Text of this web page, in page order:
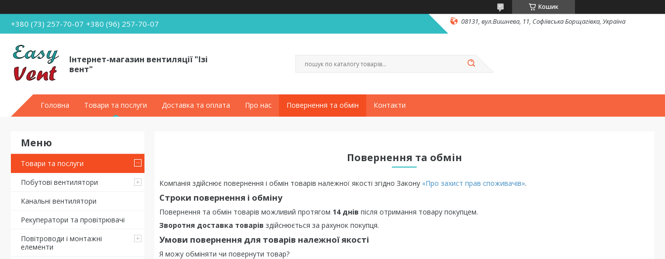
Кошик
+380 (73) 257-70-07 +380 (96) 257-70-07 08131, вул.Вишнева, 11, Софіївська Борщагівка, Україна
Інтернет-магазин вентиляції "Ізі
вент"
Головна Товари та послуги Доставка та оплата Про нас Повернення та обмін Контакти
Товари та послуги
Побутові вентилятори
Канальні вентилятори
Рекуператори та провітрювачі
Повітроводи і монтажні
елементи
Повернення та обмін
Компанія здійснює повернення і обмін товарів належної якості згідно Закону «Про захист прав споживачів».
Строки повернення і обміну
Повернення та обмін товарів можливий протягом 14 днів після отримання товару покупцем.
Зворотня доставка товарів здійснюється за рахунок покупця.
Умови повернення для товарів належної якості
Я можу обміняти чи повернути товар?